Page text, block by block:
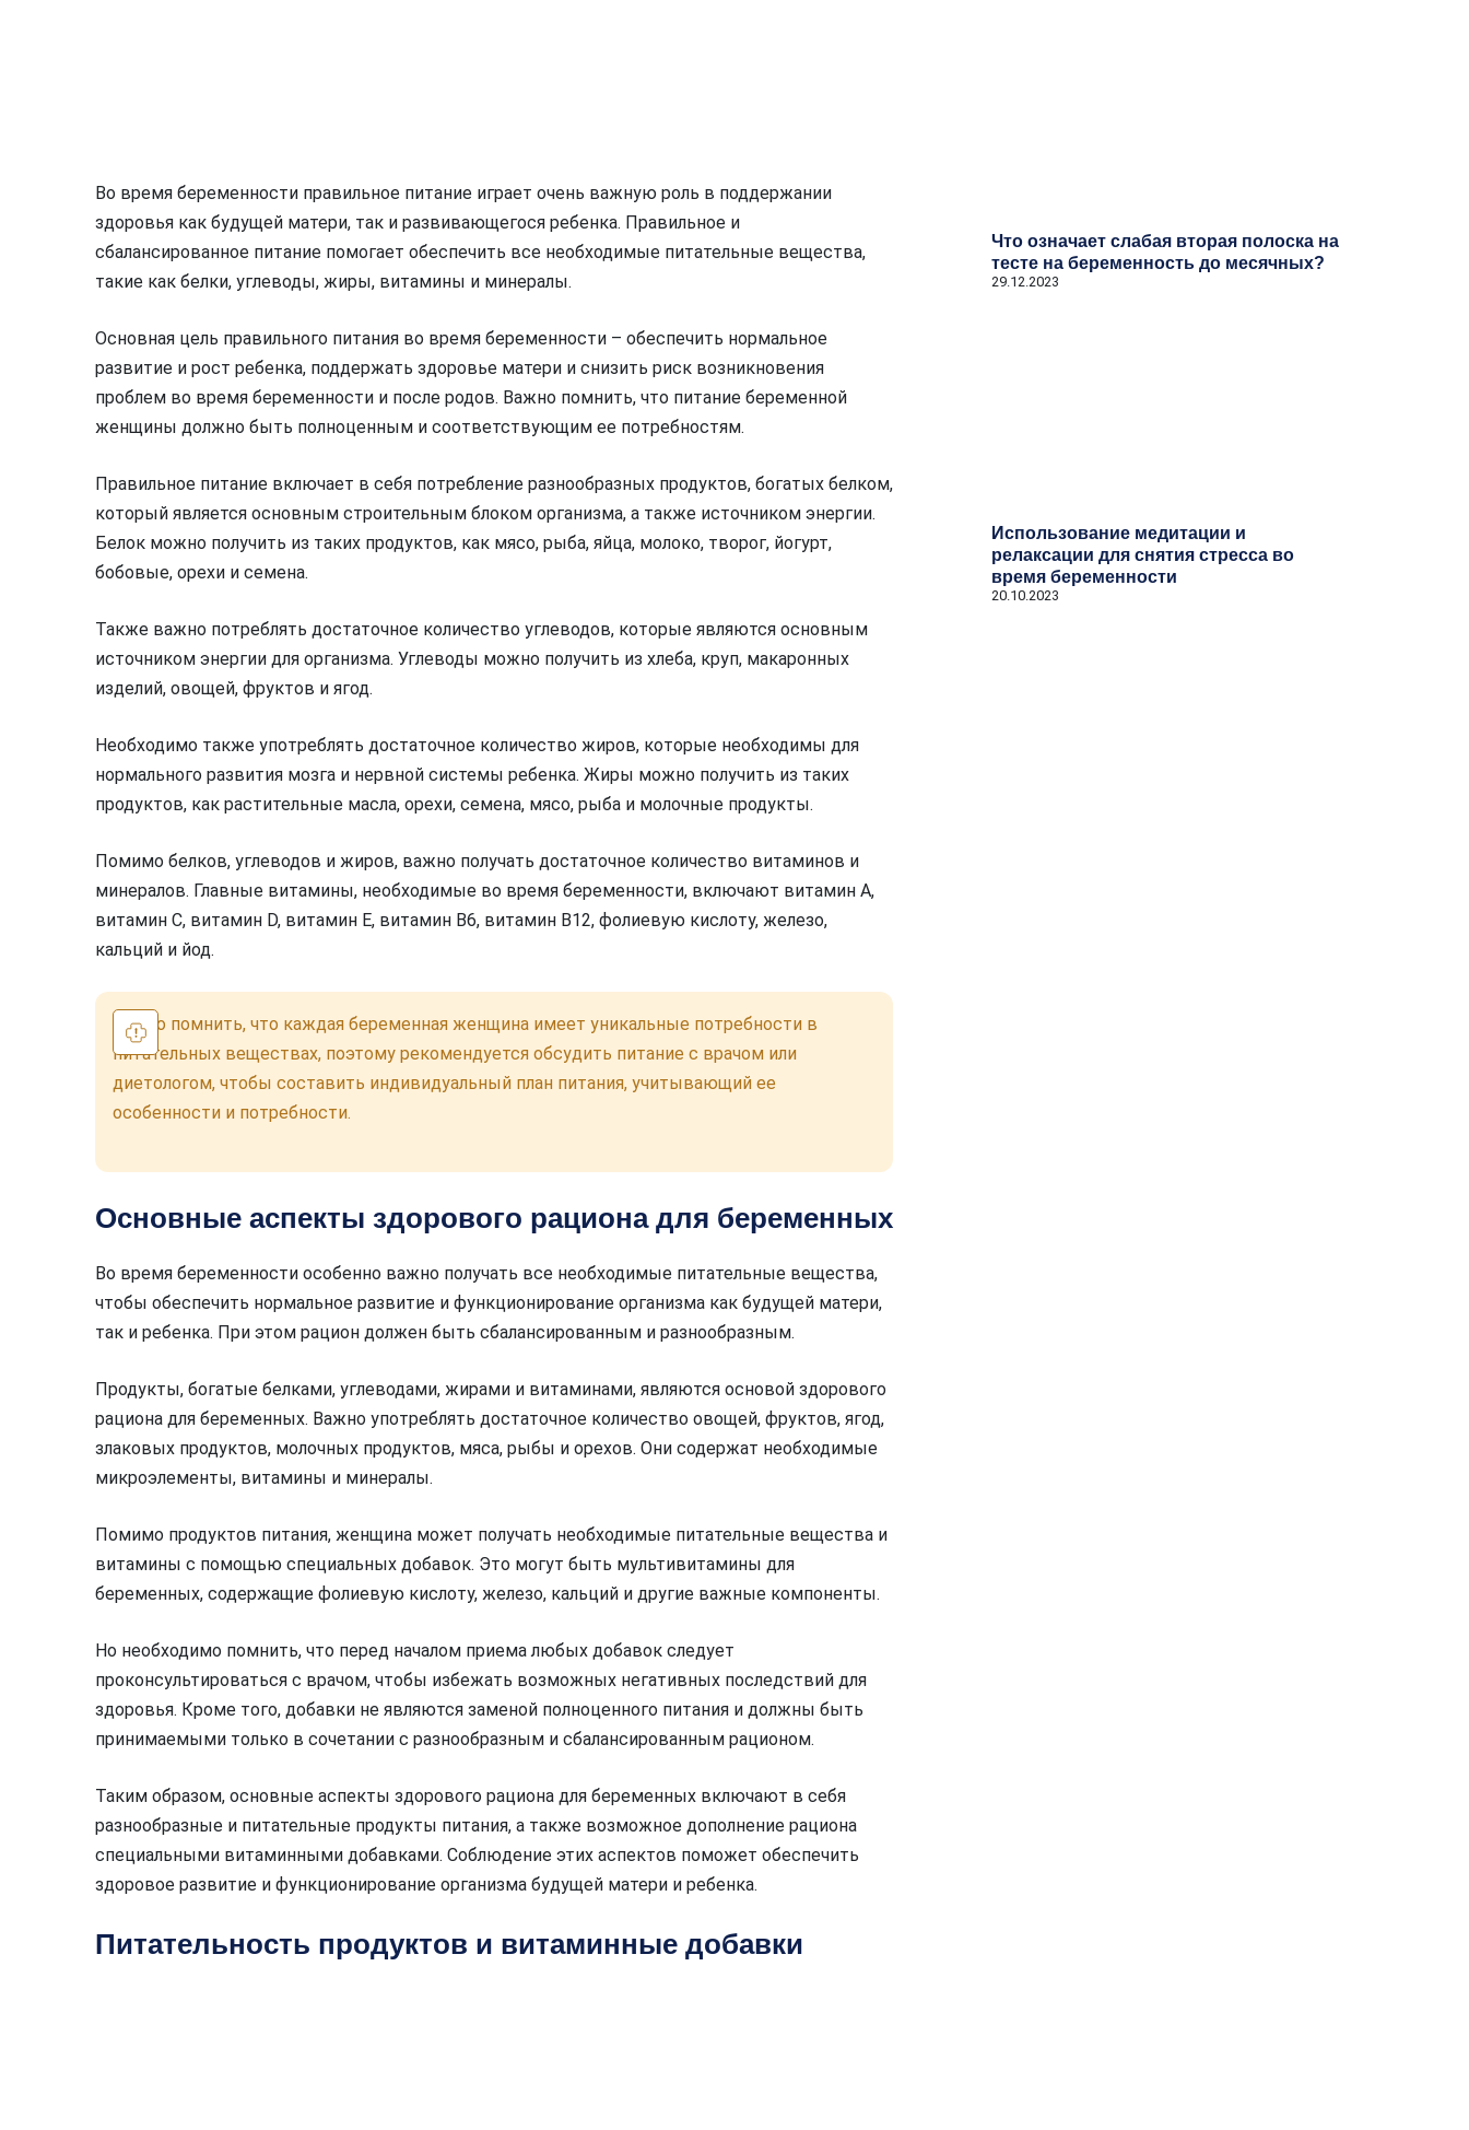
Во время беременности правильное питание играет очень важную роль в поддержании
здоровья как будущей матери, так и развивающегося ребенка. Правильное и
сбалансированное питание помогает обеспечить все необходимые питательные вещества,
такие как белки, углеводы, жиры, витамины и минералы.
Основная цель правильного питания во время беременности – обеспечить нормальное
развитие и рост ребенка, поддержать здоровье матери и снизить риск возникновения
проблем во время беременности и после родов. Важно помнить, что питание беременной
женщины должно быть полноценным и соответствующим ее потребностям.
Правильное питание включает в себя потребление разнообразных продуктов, богатых белком,
который является основным строительным блоком организма, а также источником энергии.
Белок можно получить из таких продуктов, как мясо, рыба, яйца, молоко, творог, йогурт,
бобовые, орехи и семена.
Также важно потреблять достаточное количество углеводов, которые являются основным
источником энергии для организма. Углеводы можно получить из хлеба, круп, макаронных
изделий, овощей, фруктов и ягод.
Необходимо также употреблять достаточное количество жиров, которые необходимы для
нормального развития мозга и нервной системы ребенка. Жиры можно получить из таких
продуктов, как растительные масла, орехи, семена, мясо, рыба и молочные продукты.
Помимо белков, углеводов и жиров, важно получать достаточное количество витаминов и
минералов. Главные витамины, необходимые во время беременности, включают витамин А,
витамин С, витамин D, витамин Е, витамин B6, витамин B12, фолиевую кислоту, железо,
кальций и йод.
Важно помнить, что каждая беременная женщина имеет уникальные потребности в
питательных веществах, поэтому рекомендуется обсудить питание с врачом или
диетологом, чтобы составить индивидуальный план питания, учитывающий ее
особенности и потребности.
Основные аспекты здорового рациона для беременных
Во время беременности особенно важно получать все необходимые питательные вещества,
чтобы обеспечить нормальное развитие и функционирование организма как будущей матери,
так и ребенка. При этом рацион должен быть сбалансированным и разнообразным.
Продукты, богатые белками, углеводами, жирами и витаминами, являются основой здорового
рациона для беременных. Важно употреблять достаточное количество овощей, фруктов, ягод,
злаковых продуктов, молочных продуктов, мяса, рыбы и орехов. Они содержат необходимые
микроэлементы, витамины и минералы.
Помимо продуктов питания, женщина может получать необходимые питательные вещества и
витамины с помощью специальных добавок. Это могут быть мультивитамины для
беременных, содержащие фолиевую кислоту, железо, кальций и другие важные компоненты.
Но необходимо помнить, что перед началом приема любых добавок следует
проконсультироваться с врачом, чтобы избежать возможных негативных последствий для
здоровья. Кроме того, добавки не являются заменой полноценного питания и должны быть
принимаемыми только в сочетании с разнообразным и сбалансированным рационом.
Таким образом, основные аспекты здорового рациона для беременных включают в себя
разнообразные и питательные продукты питания, а также возможное дополнение рациона
специальными витаминными добавками. Соблюдение этих аспектов поможет обеспечить
здоровое развитие и функционирование организма будущей матери и ребенка.
Питательность продуктов и витаминные добавки
Что означает слабая вторая полоска на
тесте на беременность до месячных?
29.12.2023
Использование медитации и
релаксации для снятия стресса во
время беременности
20.10.2023